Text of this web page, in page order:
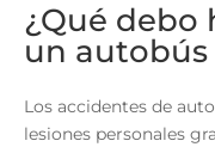
¿Qué debo
un autobús
Los accidentes de
lesiones personales